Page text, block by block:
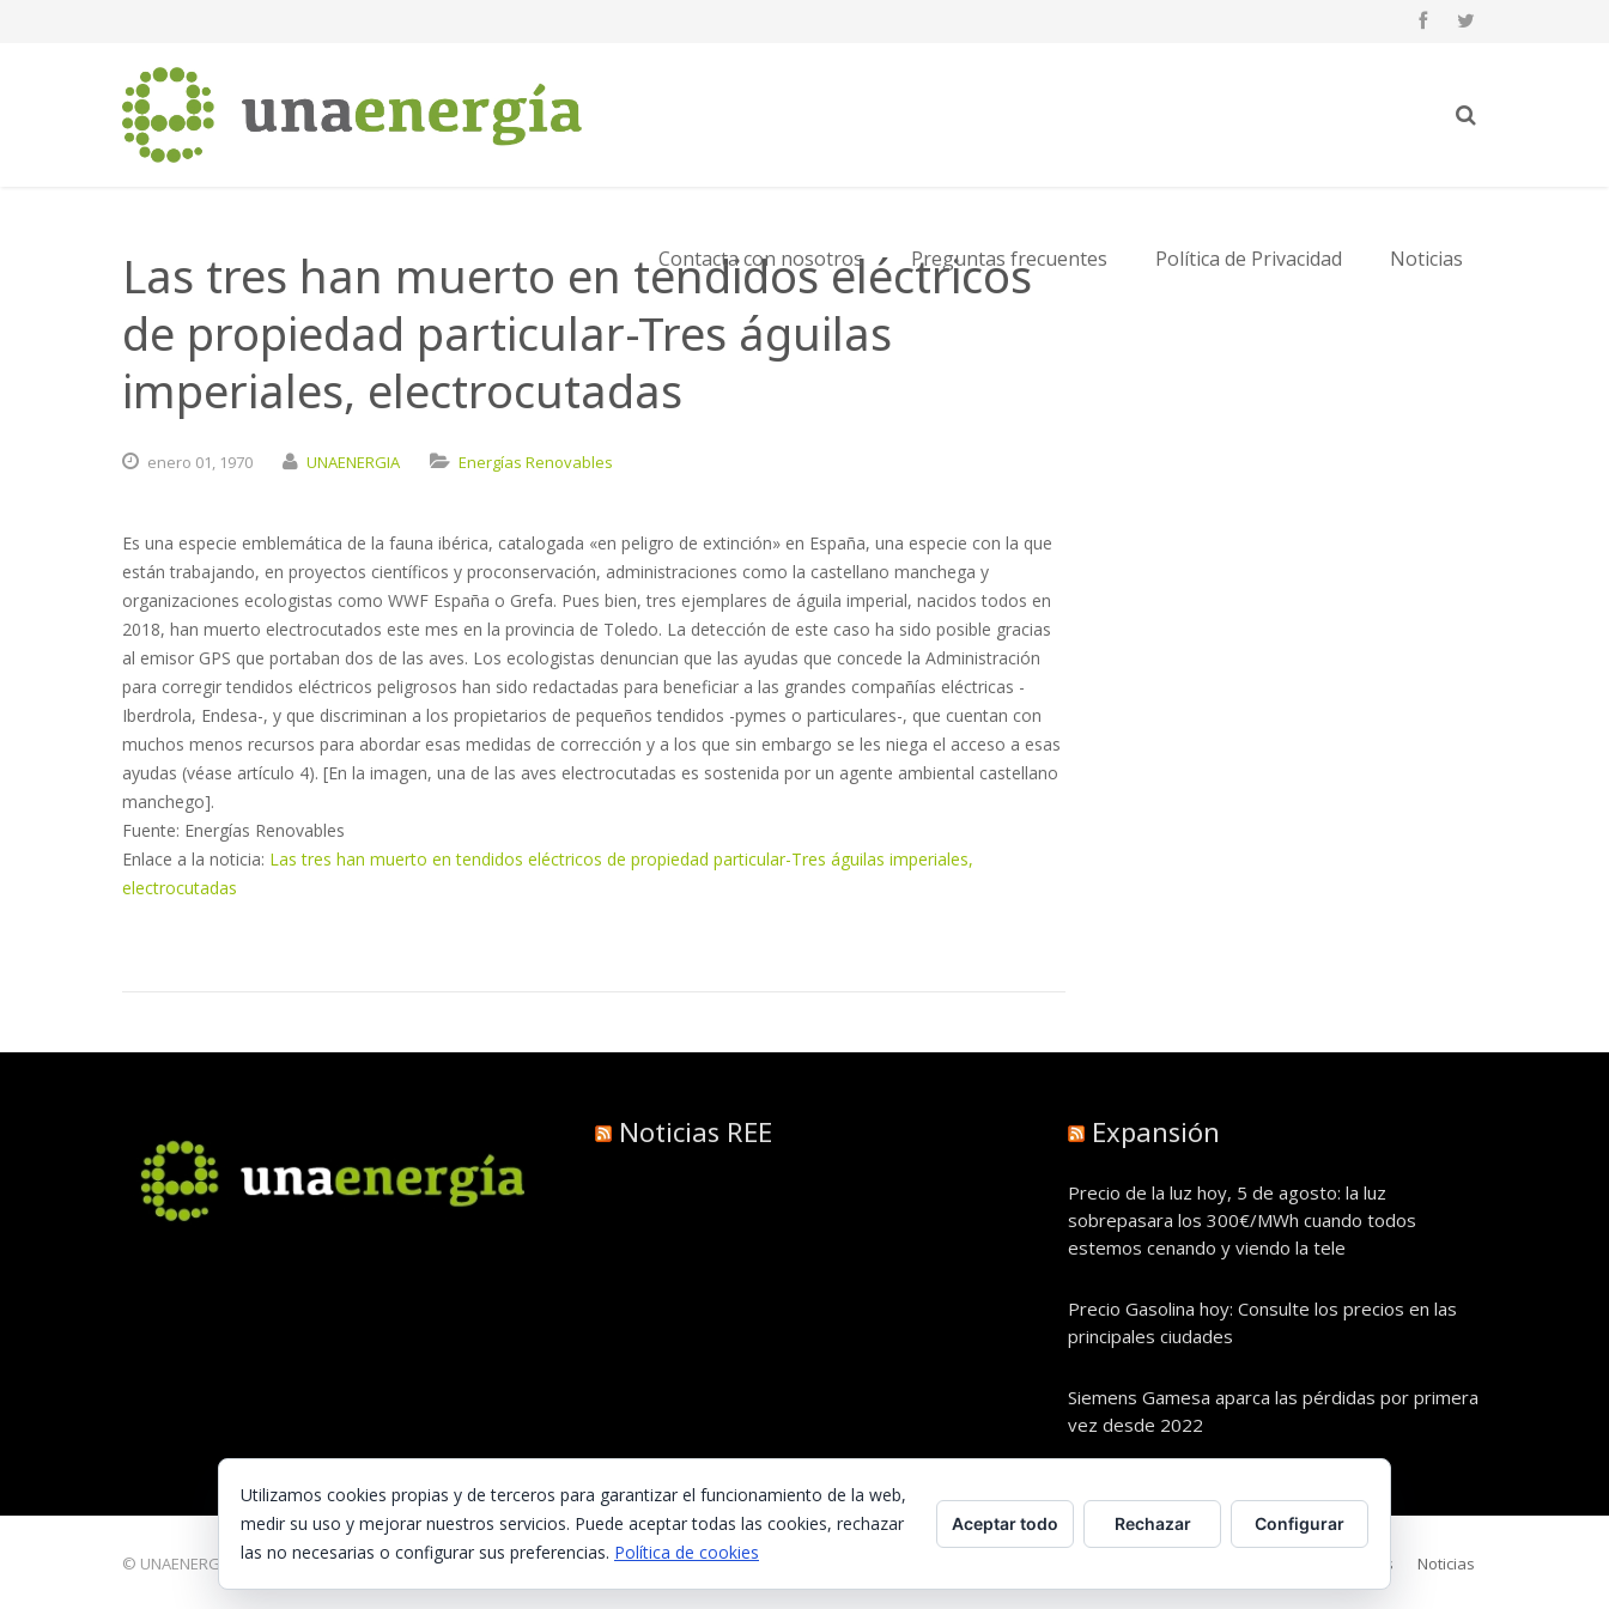
Contacta con nosotros Preguntas frecuentes Política de Privacidad Noticias
Las tres han muerto en tendidos eléctricos
de propiedad particular-Tres águilas
imperiales, electrocutadas
enero 01, 1970 UNAENERGIA Energías Renovables
Es una especie emblemática de la fauna ibérica, catalogada «en peligro de extinción» en España, una especie con la que
están trabajando, en proyectos científicos y proconservación, administraciones como la castellano manchega y
organizaciones ecologistas como WWF España o Grefa. Pues bien, tres ejemplares de águila imperial, nacidos todos en
2018, han muerto electrocutados este mes en la provincia de Toledo. La detección de este caso ha sido posible gracias
al emisor GPS que portaban dos de las aves. Los ecologistas denuncian que las ayudas que concede la Administración
para corregir tendidos eléctricos peligrosos han sido redactadas para beneficiar a las grandes compañías eléctricas -
Iberdrola, Endesa-, y que discriminan a los propietarios de pequeños tendidos -pymes o particulares-, que cuentan con
muchos menos recursos para abordar esas medidas de corrección y a los que sin embargo se les niega el acceso a esas
ayudas (véase artículo 4). [En la imagen, una de las aves electrocutadas es sostenida por un agente ambiental castellano
manchego].
Fuente: Energías Renovables
Enlace a la noticia: Las tres han muerto en tendidos eléctricos de propiedad particular-Tres águilas imperiales,
electrocutadas
Noticias REE Expansión
Precio de la luz hoy, 5 de agosto: la luz
sobrepasara los 300€/MWh cuando todos
estemos cenando y viendo la tele
Precio Gasolina hoy: Consulte los precios en las
principales ciudades
Siemens Gamesa aparca las pérdidas por primera
vez desde 2022
© UNAENERGÍA, S.L. Inicio Contacta con nosotros Política de cookies Noticias
Utilizamos cookies propias y de terceros para garantizar el funcionamiento de la web,
medir su uso y mejorar nuestros servicios. Puede aceptar todas las cookies, rechazar
las no necesarias o configurar sus preferencias. Política de cookies
Aceptar todo Rechazar Configurar